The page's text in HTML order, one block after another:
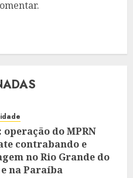
do MPRN
contrabando e
no Rio Grande do
na Paraíba